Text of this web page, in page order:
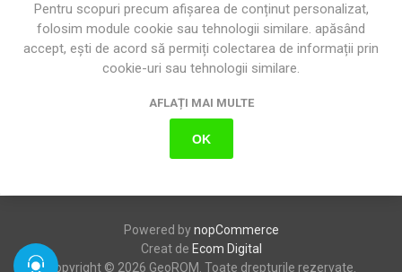
Powered bynopCommerce
Creat de Ecom Digital
Copyright © 2026 GeoROM. Toate drepturile rezervate.
Pentru scopuri precum afișarea de conținut personalizat,
folosim module cookie sau tehnologii similare. apăsând
accept, ești de acord să permiți colectarea de informații prin
cookie-uri sau tehnologii similare.
AFLAȚI MAI MULTE
OK